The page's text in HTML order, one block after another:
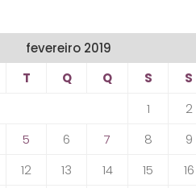
fevereiro 2019
T Q Q S
S
1
2
5 6 7 8
9
12 13 14 15
16